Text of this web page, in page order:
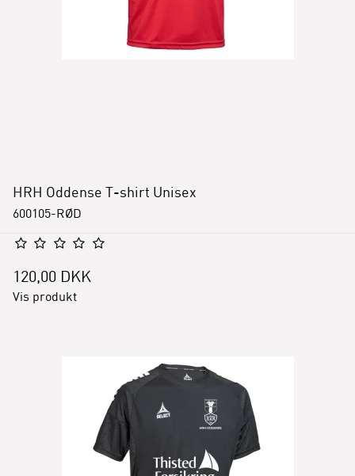
HRH Oddense T-shirt Unisex
600105-RØD
120,00 DKK
Vis produkt